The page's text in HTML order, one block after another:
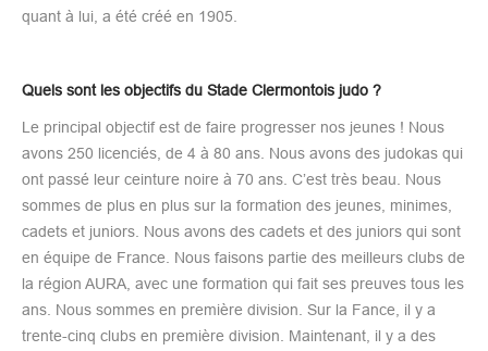
quant à lui, a été créé en 1905.
Quels sont les objectifs du Stade Clermontois judo ?
Le principal objectif est de faire progresser nos jeunes ! Nous
avons 250 licenciés, de 4 à 80 ans. Nous avons des judokas qui
ont passé leur ceinture noire à 70 ans. C’est très beau. Nous
sommes de plus en plus sur la formation des jeunes, minimes,
cadets et juniors. Nous avons des cadets et des juniors qui sont
en équipe de France. Nous faisons partie des meilleurs clubs de
la région AURA, avec une formation qui fait ses preuves tous les
ans. Nous sommes en première division. Sur la Fance, il y a
trente-cinq clubs en première division. Maintenant, il y a des